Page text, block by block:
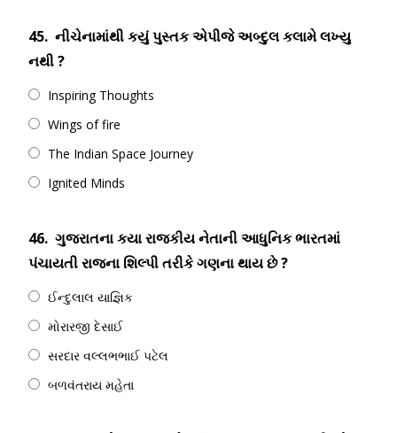
45. નીચેનામાંથી કયું પુસ્તક એપીજે અબ્દુલ કલામે લખ્યુ
નથી ?
Inspiring Thoughts
Wings of fire
The Indian Space Journey
Ignited Minds
46. ગુજરાતના કયા રાજકીય નેતાની આધુનિક ભારતમાં
પંચાયતી રાજના શિલ્પી તરીકે ગણના થાય છે ?
ઈન્દુલાલ યાજ્ઞિક
મોરારજી દેસાઈ
સરદાર વલ્લભભાઈ પટેલ
બળવંતરાય મહેતા